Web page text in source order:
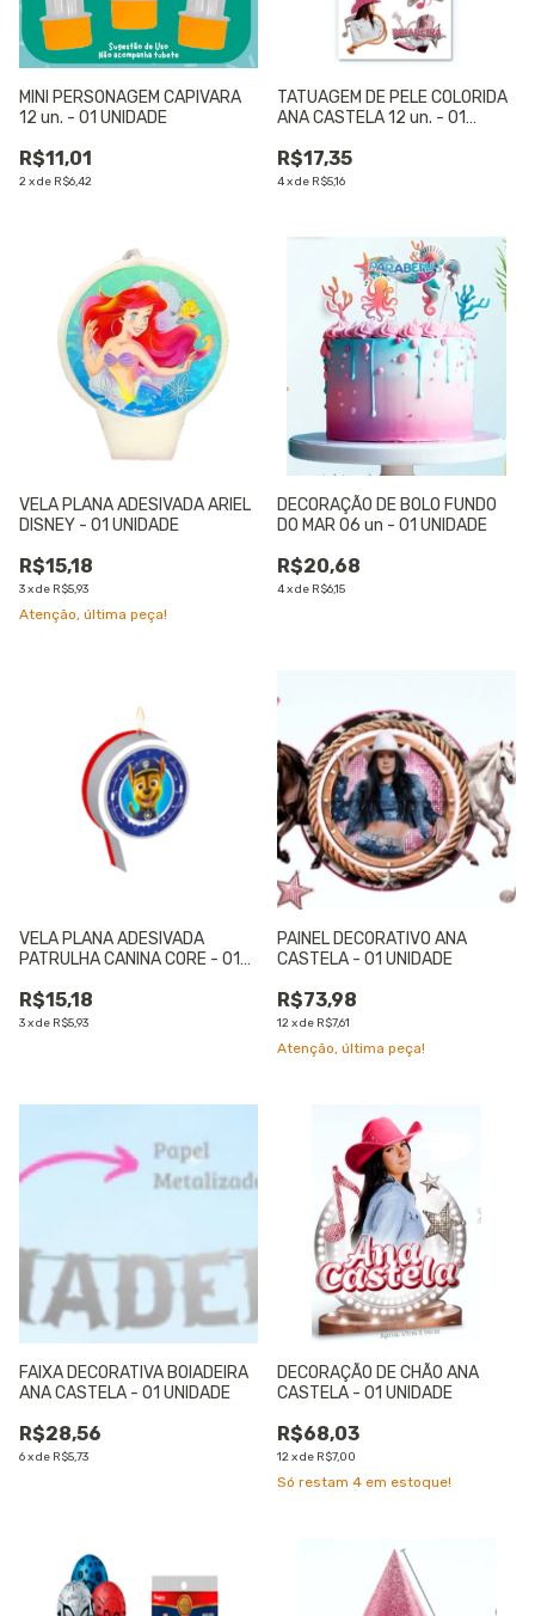
MINI PERSONAGEM CAPIVARA
12 un. - 01 UNIDADE
R$11,01
2xde R$6,42
TATUAGEM DE PELE COLORIDA
ANA CASTELA 12 un. - 01
R$17,35
4xde R$5,16
VELA PLANA ADESIVADA ARIEL
DISNEY - 01 UNIDADE
R$15,18
3xde R$5,93
Atenção, última peça!
DECORAÇÃO DE BOLO FUNDO
DO MAR 06 un - 01 UNIDADE
R$20,68
4xde R$6,15
VELA PLANA ADESIVADA
PATRULHA CANINA CORE - 01
R$15,18
3xde R$5,93
PAINEL DECORATIVO ANA
CASTELA - 01 UNIDADE
R$73,98
12xde R$7,61
Atenção, última peça!
FAIXA DECORATIVA BOIADEIRA
ANA CASTELA - 01 UNIDADE
R$28,56
6xde R$5,73
DECORAÇÃO DE CHÃO ANA
CASTELA - 01 UNIDADE
R$68,03
12xde R$7,00
Só restam 4 em estoque!